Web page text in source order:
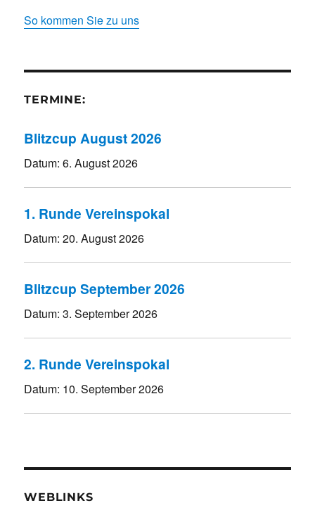
So kommen Sie zu uns
TERMINE:
Blitzcup August 2026
Datum:6. August 2026
1. Runde Vereinspokal
Datum:20. August 2026
Blitzcup September 2026
Datum:3. September 2026
2. Runde Vereinspokal
Datum: 10. September 2026
WEBLINKS